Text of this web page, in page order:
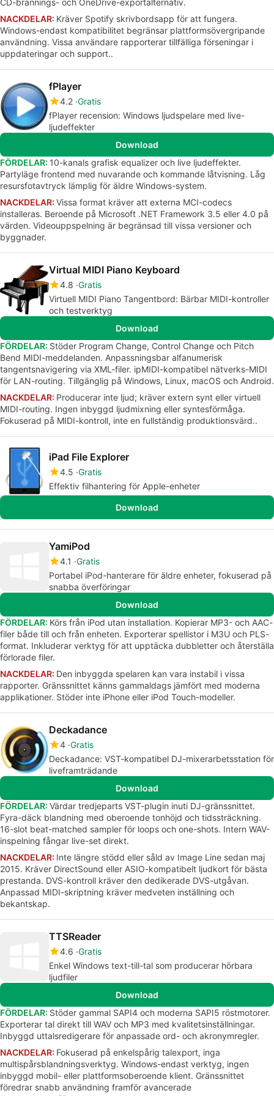
CD-brännings- och OneDrive-exportalternativ.
NACKDELAR: Kräver Spotify skrivbordsapp för att fungera.
Windows-endast kompatibilitet begränsar plattformsövergripande
användning. Vissa användare rapporterar tillfälliga förseningar i
uppdateringar och support..
fPlayer
4.2 Gratis
fPlayer recension: Windows ljudspelare med live-
ljudeffekter
Download
FÖRDELAR: 10-kanals grafisk equalizer och live ljudeffekter.
Partyläge frontend med nuvarande och kommande låtvisning. Låg
resursfotavtryck lämplig för äldre Windows-system.
NACKDELAR: Vissa format kräver att externa MCI-codecs
installeras. Beroende på Microsoft .NET Framework 3.5 eller 4.0 på
värden. Videouppspelning är begränsad till vissa versioner och
byggnader.
Virtual MIDI Piano Keyboard
4.8 Gratis
Virtuell MIDI Piano Tangentbord: Bärbar MIDI-kontroller
och testverktyg
Download
FÖRDELAR: Stöder Program Change, Control Change och Pitch
Bend MIDI-meddelanden. Anpassningsbar alfanumerisk
tangentsnavigering via XML-filer. ipMIDI-kompatibel nätverks-MIDI
för LAN-routing. Tillgänglig på Windows, Linux, macOS och Android.
NACKDELAR: Producerar inte ljud; kräver extern synt eller virtuell
MIDI-routing. Ingen inbyggd ljudmixning eller syntesförmåga.
Fokuserad på MIDI-kontroll, inte en fullständig produktionsvärd..
iPad File Explorer
4.5 Gratis
Effektiv filhantering för Apple-enheter
Download
YamiPod
4.1 Gratis
Portabel iPod-hanterare för äldre enheter, fokuserad på
snabba överföringar
Download
FÖRDELAR: Körs från iPod utan installation. Kopierar MP3- och AAC-
filer både till och från enheten. Exporterar spellistor i M3U och PLS-
format. Inkluderar verktyg för att upptäcka dubbletter och återställa
förlorade filer.
NACKDELAR: Den inbyggda spelaren kan vara instabil i vissa
rapporter. Gränssnittet känns gammaldags jämfört med moderna
applikationer. Stöder inte iPhone eller iPod Touch-modeller.
Deckadance
4 Gratis
Deckadance: VST-kompatibel DJ-mixerarbetsstation för
liveframträdande
Download
FÖRDELAR: Värdar tredjeparts VST-plugin inuti DJ-gränssnittet.
Fyra-däck blandning med oberoende tonhöjd och tidssträckning.
16-slot beat-matched sampler för loops och one-shots. Intern WAV-
inspelning fångar live-set direkt.
NACKDELAR: Inte längre stödd eller såld av Image Line sedan maj
2015. Kräver DirectSound eller ASIO-kompatibelt ljudkort för bästa
prestanda. DVS-kontroll kräver den dedikerade DVS-utgåvan.
Anpassad MIDI-skriptning kräver medveten inställning och
bekantskap.
TTSReader
4.6 Gratis
Enkel Windows text-till-tal som producerar hörbara
ljudfiler
Download
FÖRDELAR: Stöder gammal SAPI4 och moderna SAPI5 röstmotorer.
Exporterar tal direkt till WAV och MP3 med kvalitetsinställningar.
Inbyggd uttalsredigerare för anpassade ord- och akronymregler.
NACKDELAR: Fokuserad på enkelspårig talexport, inga
multispårsblandningsverktyg. Windows-endast verktyg, ingen
inbyggd mobil- eller plattformsoberoende klient. Gränssnittet
föredrar snabb användning framför avancerade